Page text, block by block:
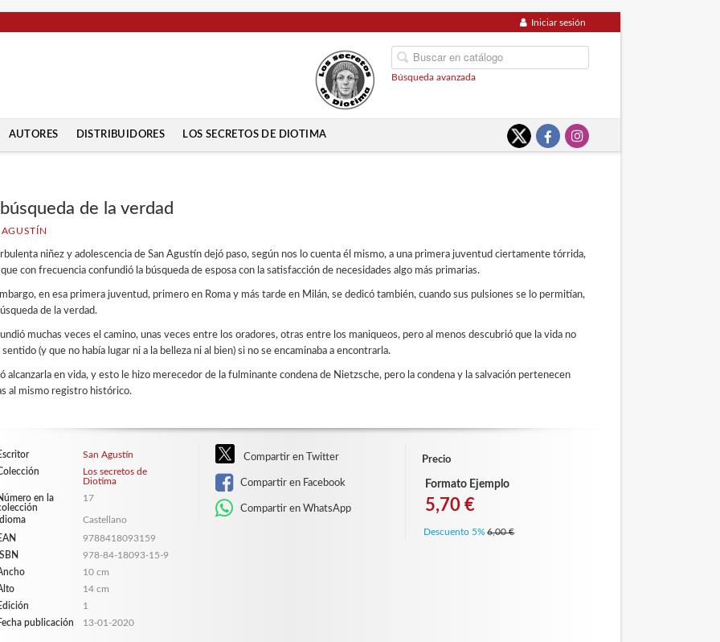
Iniciar sesión
Búsqueda avanzada
AUTORES DISTRIBUIDORES LOS SECRETOS DE DIOTIMA
de la verdad
niñez y adolescencia de San Agustín dejó paso, según nos lo cuenta él mismo, a una primera juventud ciertamente tórrida,
que con frecuencia confundió la búsqueda de esposa con la satisfacción de necesidades algo más primarias.
en esa primera juventud, primero en Roma y más tarde en Milán, se dedicó también, cuando sus pulsiones se lo permitían,
de la verdad.
muchas veces el camino, unas veces entre los oradores, otras entre los maniqueos, pero al menos descubrió que la vida no
sentido (y que no había lugar ni a la belleza ni al bien) si no se encaminaba a encontrarla.
alcanzarla en vida, y esto le hizo merecedor de la fulminante condena de Nietzsche, pero la condena y la salvación pertenecen
al mismo registro histórico.
San Agustín
Los secretos de
Diotima
en la
17
Castellano
9788418093159
978-84-18093-15-9
10 cm
14 cm
1
publicación
13-01-2020
Compartir en Twitter
Compartir en Facebook
Compartir en WhatsApp
Precio
Formato Ejemplo
5,70 €
Descuento 5% 6,00 €